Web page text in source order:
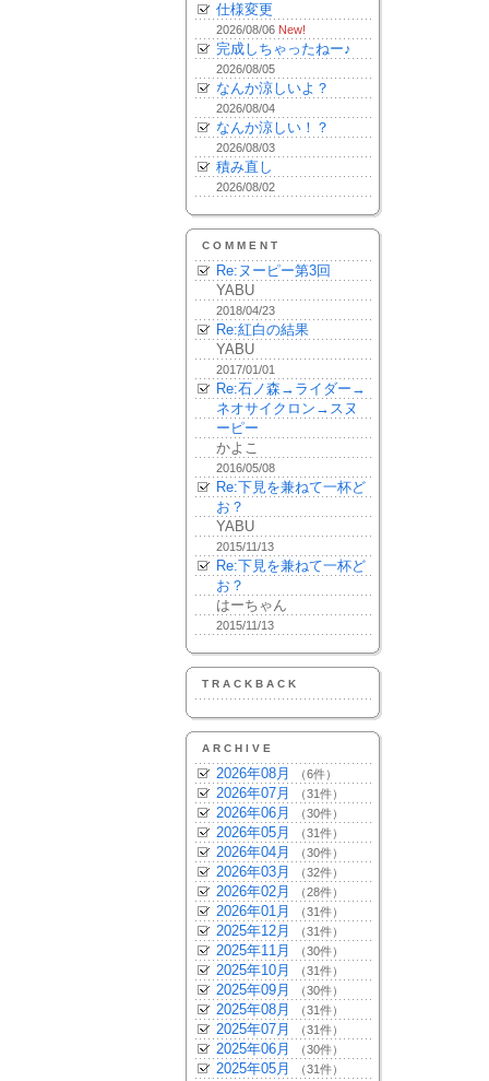
仕様変更
2026/08/06 New!
完成しちゃったねー♪
2026/08/05
なんか涼しいよ？
2026/08/04
なんか涼しい！？
2026/08/03
積み直し
2026/08/02
COMMENT
Re:ヌーピー第3回
YABU
2018/04/23
Re:紅白の結果
YABU
2017/01/01
Re:石ノ森→ライダー→
ネオサイクロン→スヌ
ーピー
かよこ
2016/05/08
Re:下見を兼ねて一杯ど
お？
YABU
2015/11/13
Re:下見を兼ねて一杯ど
お？
はーちゃん
2015/11/13
TRACKBACK
ARCHIVE
2026年08月 （6件）
2026年07月 （31件）
2026年06月 （30件）
2026年05月 （31件）
2026年04月 （30件）
2026年03月 （32件）
2026年02月 （28件）
2026年01月 （31件）
2025年12月 （31件）
2025年11月 （30件）
2025年10月 （31件）
2025年09月 （30件）
2025年08月 （31件）
2025年07月 （31件）
2025年06月 （30件）
2025年05月 （31件）